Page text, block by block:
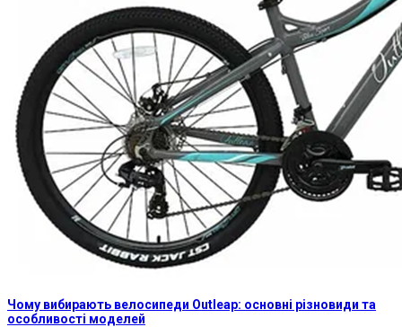
Чому вибирають велосипеди Outleap: основні різновиди та
особливості моделей